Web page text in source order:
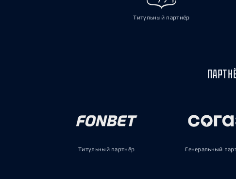
Титульный партнёр
Титульный партнёр Генеральный